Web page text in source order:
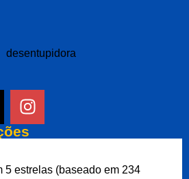
5 estrelas (baseado em 234